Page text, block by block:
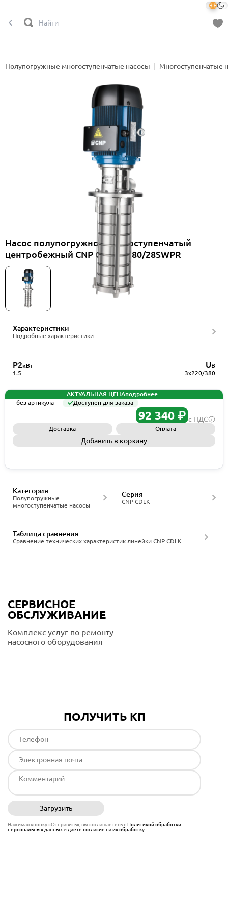
Полупогружные многоступенчатые насосы Многоступенчатые
Насос полупогружной многоступенчатый
центробежный CNP CDLK1-280/28SWPR
Характеристики
Подробные характеристики
P2кВт
1.5
UВ
3x220/380
АКТУАЛЬНАЯ ЦЕНАподробнее
без артикула
Доступен для заказа
92 340 ₽ с НДС
Доставка Оплата
Добавить в корзину
Полупогружные
многоступенчатые насосы
Категория
CNP CDLK
Серия
Сравнение технических характеристик линейки CNP CDLK
Таблица сравнения
СЕРВИСНОЕ
ОБСЛУЖИВАНИЕ
Комплекс услуг по ремонту
насосного оборудования
ПОЛУЧИТЬ КП
Загрузить
Нажимая кнопку «Отправить», вы соглашаетесь сПолитикой обработки
персональных данныхи даёте согласие на их обработку